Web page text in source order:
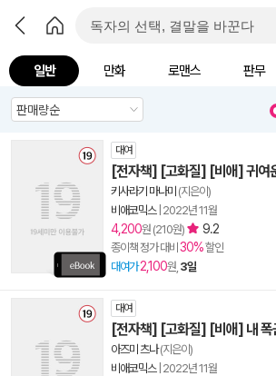
일반 만화 로맨스 판무
대여
[전자책] [고화질] [비애] 귀여
키사라기 마나미 (지은이)
비애코믹스| 2022년 11월
4,200원 (210원) 9.2
종이책 정가 대비 30%할인
대여가 2,100원, 3일
대여
[전자책] [고화질] [비애] 내 폭
아즈미 츠나(지은이)
비애코믹스| 2022년 11월